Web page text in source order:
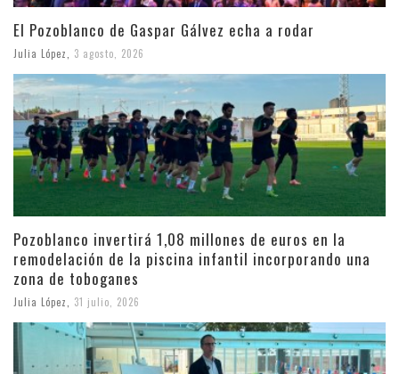
El Pozoblanco de Gaspar Gálvez echa a rodar
Julia López 3 agosto, 2026
Pozoblanco invertirá 1,08 millones de euros en la
remodelación de la piscina infantil incorporando una
zona de toboganes
Julia López 31 julio, 2026